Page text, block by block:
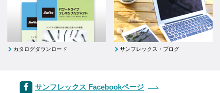
カタログダウンロード サンフレックス・ブログ
サンフレックス Facebookページ